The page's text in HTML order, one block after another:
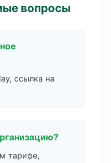
вопросы
ссылка на
тарифе,